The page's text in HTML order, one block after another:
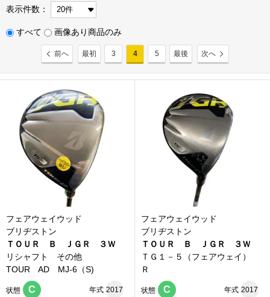
表示件数：
すべて 画像あり商品のみ
前へ 最初 3 4 5 最後 次へ
フェアウェイウッド
ブリヂストン
ＴＯＵＲ Ｂ ＪＧＲ ３Ｗ
リシャフト その他
TOUR AD MJ-6（S)
状態 C 年式 2017
フェアウェイウッド
ブリヂストン
ＴＯＵＲ Ｂ ＪＧＲ ３Ｗ
ＴＧ１－５（フェアウェイ）
Ｒ
状態 C 年式 2017